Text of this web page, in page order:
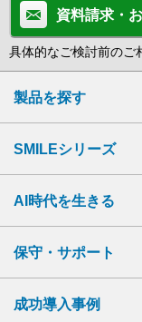
資料請求・
具体的なご検討前のご
製品を探す
SMILEシリーズ
AI時代を生きる
保守・サポート
成功導入事例